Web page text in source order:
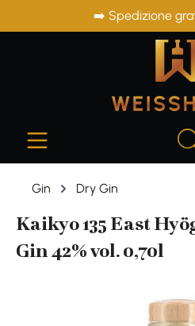
➡️ Spedizione
Gin Dry Gin
Kaikyo 135 East
Gin 42% vol. 0,70l